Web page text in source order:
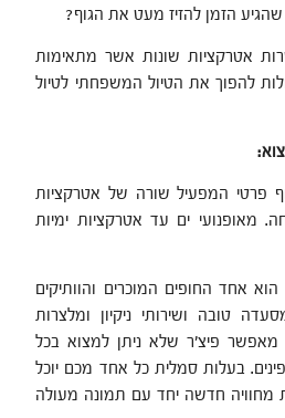
הזמן להזיז מעט את הגוף?
אטרקציות שונות אשר מתאימות
להפוך את הטיול המשפחתי לטיול
פרטי המפעיל שורה של אטרקציות
מאופנועי ים עד אטרקציות ימיות
הוא אחד החופים המוכרים והוותיקים
טובה ושירותי ניקיון ומלצרות
פיצ'ר שלא ניתן למצוא בכל
בעלות סמלית כל אחד מכם יוכל
מחוויה חדשה יחד עם תמונה מעולה